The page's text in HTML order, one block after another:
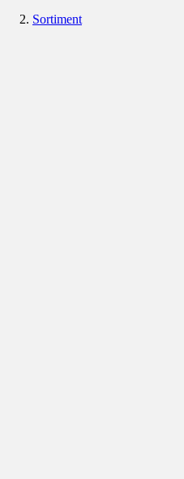
Sortiment